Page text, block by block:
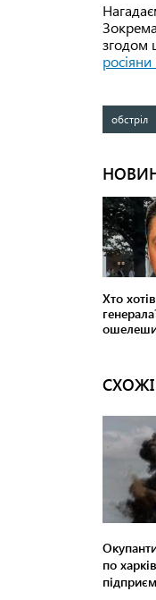
згодом
обстріл
по